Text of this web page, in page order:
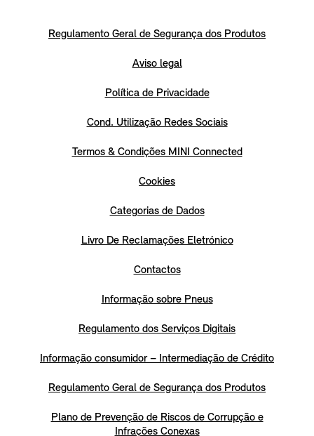
Regulamento Geral de Segurança dos Produtos
Aviso legal
Política de Privacidade
Cond. Utilização Redes Sociais
Termos & Condições MINI Connected
Cookies
Categorias de Dados
Livro De Reclamações Eletrónico
Contactos
Informação sobre Pneus
Regulamento dos Serviços Digitais
Informação consumidor – Intermediação de Crédito
Regulamento Geral de Segurança dos Produtos
Plano de Prevenção de Riscos de Corrupção e
Infrações Conexas